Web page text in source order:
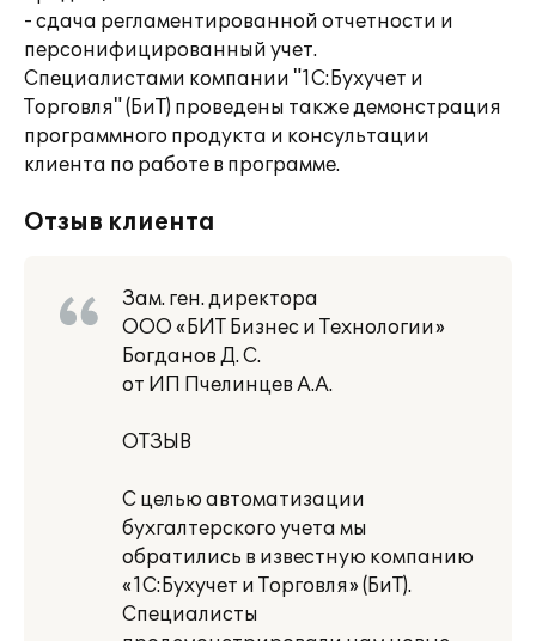
- сдача регламентированной отчетности и
персонифицированный учет.
Специалистами компании "1С:Бухучет и
Торговля" (БиТ) проведены также демонстрация
программного продукта и консультации
клиента по работе в программе.
Отзыв клиента
Зам. ген. директора
ООО «БИТ Бизнес и Технологии»
Богданов Д. С.
от ИП Пчелинцев А.А.
ОТЗЫВ
С целью автоматизации
бухгалтерского учета мы
обратились в известную компанию
«1С:Бухучет и Торговля» (БиТ).
Специалисты